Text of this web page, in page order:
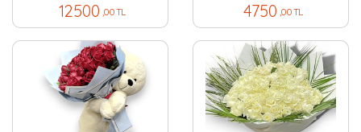
12500 ,00 TL 4750 ,00 TL